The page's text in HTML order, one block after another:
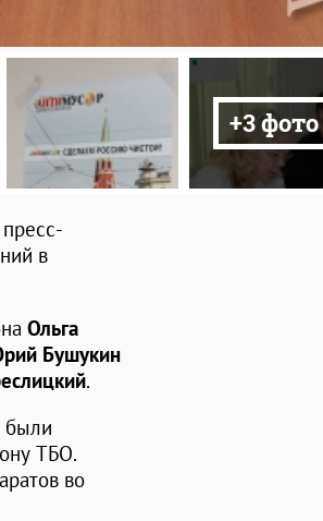
+3 фото
в
Ольга
Бушукин
.
были
ТБО.
во